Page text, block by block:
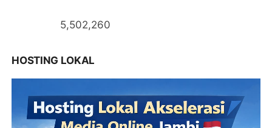
5,502,260
HOSTING LOKAL